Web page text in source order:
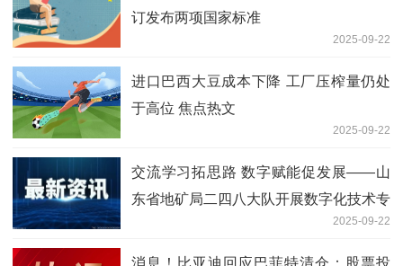
订发布两项国家标准
2025-09-22
进口巴西大豆成本下降 工厂压榨量仍处
于高位 焦点热文
2025-09-22
交流学习拓思路 数字赋能促发展——山
东省地矿局二四八大队开展数字化技术专
2025-09-22
消息！比亚迪回应巴菲特清仓：股票投